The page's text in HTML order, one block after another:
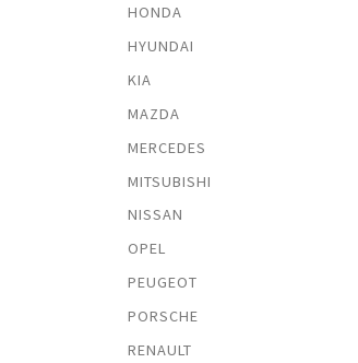
HONDA
HYUNDAI
KIA
MAZDA
MERCEDES
MITSUBISHI
NISSAN
OPEL
PEUGEOT
PORSCHE
RENAULT